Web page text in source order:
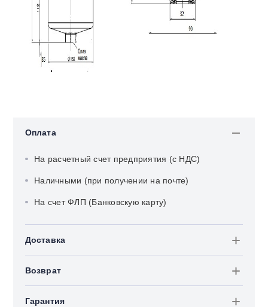
Оплата
На расчетный счет предприятия (с НДС)
Наличными (при получении на почте)
На счет ФЛП (Банковскую карту)
Доставка
Возврат
Гарантия